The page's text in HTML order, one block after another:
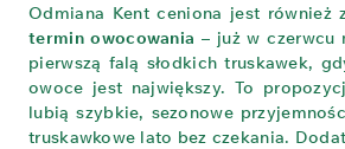
Odmiana Kent ceniona jest również
termin owocowania – już w czerwcu
pierwszą falą słodkich truskawek,
owoce jest największy. To
lubią szybkie, sezonowe
truskawkowe lato bez czekania.